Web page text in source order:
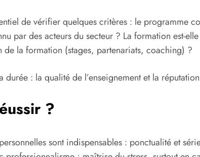
de vérifier quelques critères : le programme
par des acteurs du secteur ? La formation est-
la formation (stages, partenariats, coaching) ?
: la qualité de l’enseignement et la
?
sont indispensables : ponctualité et